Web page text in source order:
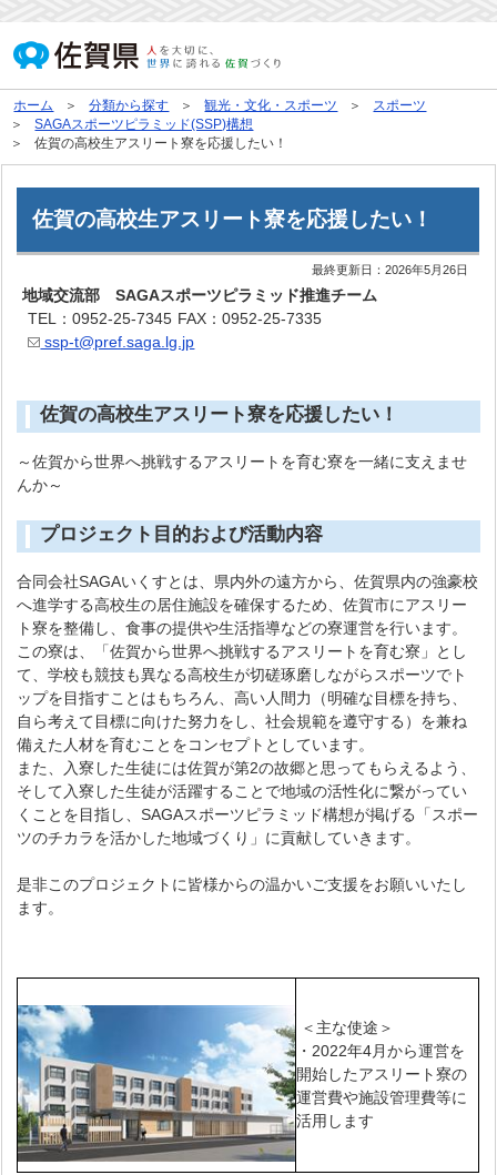
ホーム 分類から探す 観光・文化・スポーツ
スポーツ
SAGAスポーツピラミッド(SSP)構想
佐賀の高校生アスリート寮を応援したい！
佐賀の高校生アスリート寮を応援したい！
最終更新日：2026年5月26日
地域交流部 SAGAスポーツピラミッド推進チーム
TEL：0952-25-7345 FAX：0952-25-7335
ssp-t@pref.saga.lg.jp
佐賀の高校生アスリート寮を応援したい！
～佐賀から世界へ挑戦するアスリートを育む寮を一緒に支えませ
んか～
プロジェクト目的および活動内容
合同会社SAGAいくすとは、県内外の遠方から、佐賀県内の強豪校
へ進学する高校生の居住施設を確保するため、佐賀市にアスリー
ト寮を整備し、食事の提供や生活指導などの寮運営を行います。
この寮は、「佐賀から世界へ挑戦するアスリートを育む寮」とし
て、学校も競技も異なる高校生が切磋琢磨しながらスポーツでト
ップを目指すことはもちろん、高い人間力（明確な目標を持ち、
自ら考えて目標に向けた努力をし、社会規範を遵守する）を兼ね
備えた人材を育むことをコンセプトとしています。
また、入寮した生徒には佐賀が第2の故郷と思ってもらえるよう、
そして入寮した生徒が活躍することで地域の活性化に繋がってい
くことを目指し、SAGAスポーツピラミッド構想が掲げる「スポー
ツのチカラを活かした地域づくり」に貢献していきます。
是非このプロジェクトに皆様からの温かいご支援をお願いいたし
ます。
＜主な使途＞
・2022年4月から運営を
開始したアスリート寮の
運営費や施設管理費等に
活用します